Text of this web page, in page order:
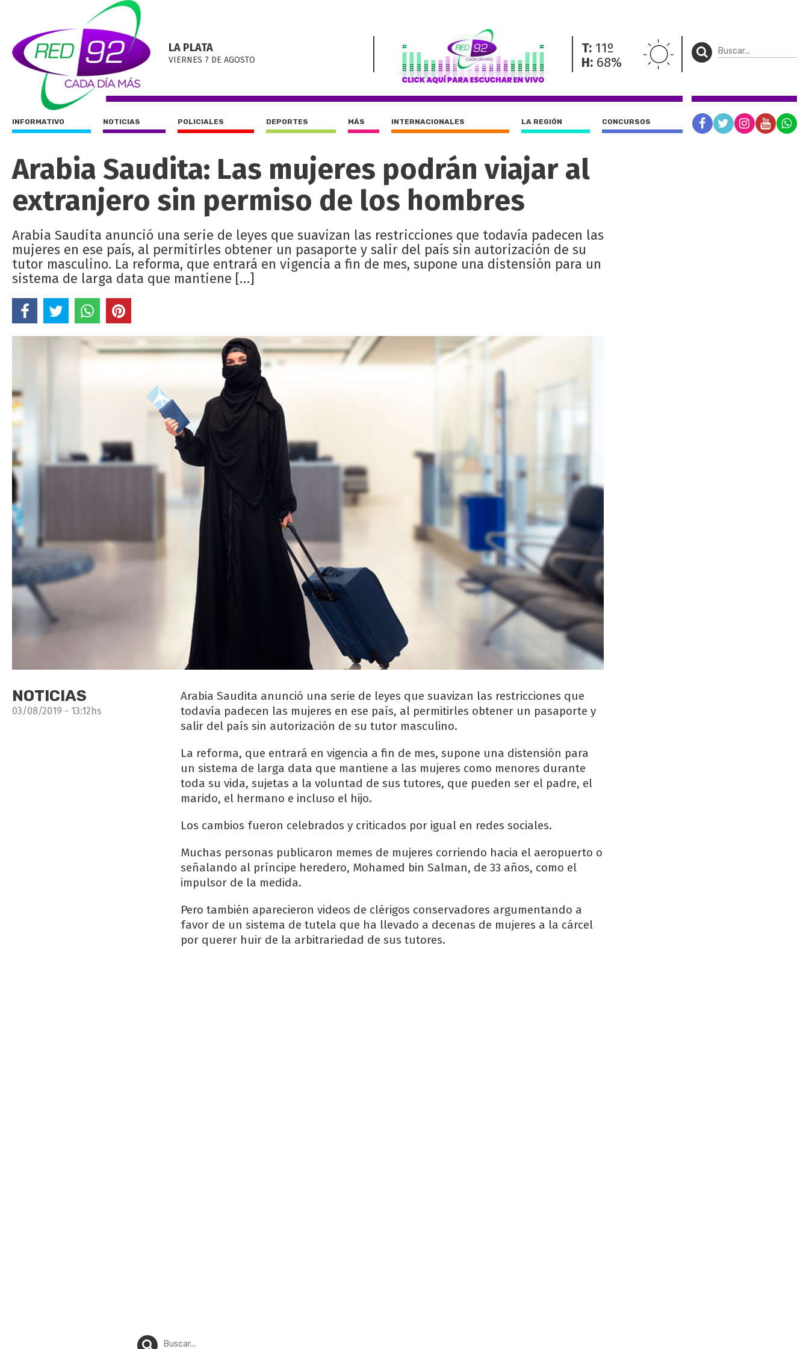
LA PLATA
VIERNES 7 DE AGOSTO
T: 11º
H: 68%
INFORMATIVO NOTICIAS POLICIALES DEPORTES MÁS INTERNACIONALES LA REGIÓN CONCURSOS
Arabia Saudita: Las mujeres podrán viajar al
extranjero sin permiso de los hombres
Arabia Saudita anunció una serie de leyes que suavizan las restricciones que todavía padecen las
mujeres en ese país, al permitirles obtener un pasaporte y salir del país sin autorización de su
tutor masculino. La reforma, que entrará en vigencia a fin de mes, supone una distensión para un
sistema de larga data que mantiene […]
NOTICIAS
03/08/2019 - 13:12hs
Arabia Saudita anunció una serie de leyes que suavizan las restricciones que
todavía padecen las mujeres en ese país, al permitirles obtener un pasaporte y
salir del país sin autorización de su tutor masculino.
La reforma, que entrará en vigencia a fin de mes, supone una distensión para
un sistema de larga data que mantiene a las mujeres como menores durante
toda su vida, sujetas a la voluntad de sus tutores, que pueden ser el padre, el
marido, el hermano e incluso el hijo.
Los cambios fueron celebrados y criticados por igual en redes sociales.
Muchas personas publicaron memes de mujeres corriendo hacia el aeropuerto o
señalando al príncipe heredero, Mohamed bin Salman, de 33 años, como el
impulsor de la medida.
Pero también aparecieron videos de clérigos conservadores argumentando a
favor de un sistema de tutela que ha llevado a decenas de mujeres a la cárcel
por querer huir de la arbitrariedad de sus tutores.